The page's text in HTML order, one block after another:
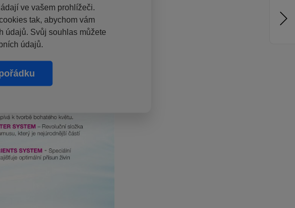
ve vašem prohlížeči.
tak, abychom vám
údajů. Svůj souhlas můžete
údajů.